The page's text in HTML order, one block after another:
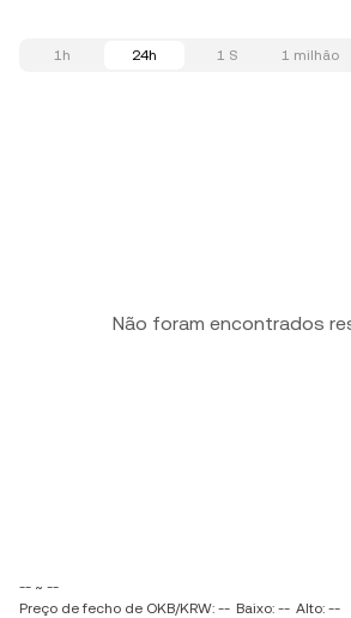
1h 24h 1 S 1 milhão
Não foram encontrados
-- ~ --
Preço de fecho de OKB/KRW: -- Baixo: -- Alto: --